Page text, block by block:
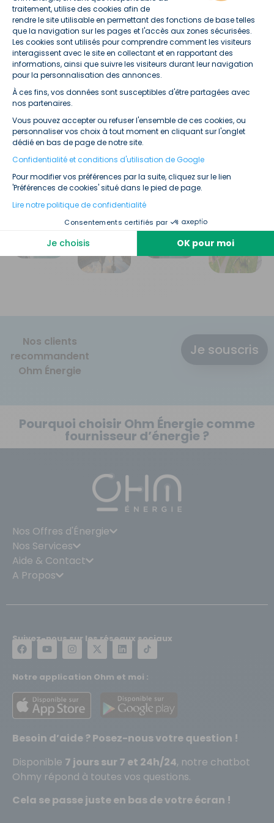
d’Azur
Normandie Nouvelle-
Aquitaine
Occitanie
Pays de la
Nos clients
recommandent
Ohm Énergie
Je souscris
Pourquoi choisir Ohm Énergie comme
fournisseur d’énergie ?
Nos Offres d'Énergie
Nos Services
Aide & Contact
A Propos
Suivez-nous sur les réseaux sociaux
Notre application Ohm et moi :
Besoin d’aide ? Posez-nous votre question !
Disponible 7 jours sur 7 et 24h/24, notre chatbot
Ohmy répond à toutes vos questions.
Cela se passe juste en bas de votre écran !
traitement, utilise des cookies afin de
rendre le site utilisable en permettant des fonctions de base telles
que la navigation sur les pages et l'accès aux zones sécurisées.
Les cookies sont utilisés pour comprendre comment les visiteurs
interagissent avec le site en collectant et en rapportant des
informations, ainsi que suivre les visiteurs durant leur navigation
pour la personnalisation des annonces.
À ces fins, vos données sont susceptibles d'être partagées avec
nos partenaires.
Vous pouvez accepter ou refuser l'ensemble de ces cookies, ou
personnaliser vos choix à tout moment en cliquant sur l'onglet
dédié en bas de page de notre site.
Confidentialité et conditions d'utilisation de Google
Pour modifier vos préférences par la suite, cliquez sur le lien
'Préférences de cookies' situé dans le pied de page.
Lire notre politique de confidentialité
Consentements certifiés par
Je choisis OK pour moi